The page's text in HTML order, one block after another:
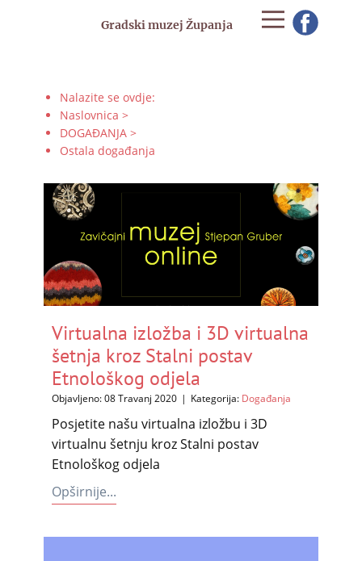
Gradski muzej Županja
Nalazite se ovdje:
Naslovnica >
DOGAĐANJA >
Ostala događanja
Virtualna izložba i 3D virtualna
šetnja kroz Stalni postav
Etnološkog odjela
Objavljeno: 08 Travanj 2020 Kategorija: Događanja
Posjetite našu virtualna izložbu i 3D
virtualnu šetnju kroz Stalni postav
Etnološkog odjela
Opširnije...